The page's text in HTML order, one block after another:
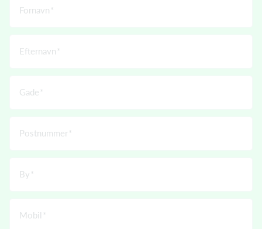
Fornavn
Efternavn
Gade
Postnummer
By
Mobil